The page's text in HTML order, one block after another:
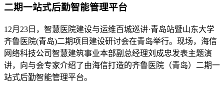
二期一站式后勤智能管理平台
12月23日，智慧医院建设与运维百城巡讲·青岛站暨山东大学
齐鲁医院(青岛)二期项目建设研讨会在青岛举行。现场，海信
网络科技公司智慧建筑事业本部副总经理刘成忠发表主题演
讲，向与会专家介绍了由海信打造的齐鲁医院（青岛）二期一
站式后勤智能管理平台。